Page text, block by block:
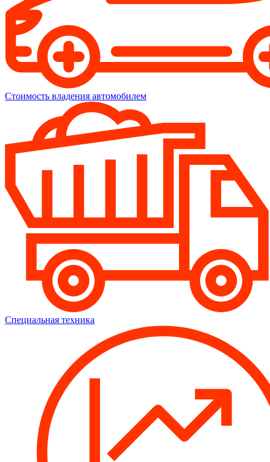
Стоимость владения автомобилем
Специальная техника